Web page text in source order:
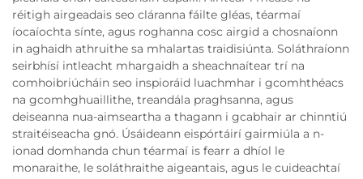
réitigh airgeadais seo cláranna fáilte gléas, téarmaí
íocaíochta sínte, agus roghanna cosc airgid a chosnaíonn
in aghaidh athruithe sa mhalartas traidisiúnta. Soláthraíonn
seirbhísí intleacht mhargaidh a sheachnaítear trí na
comhoibriúcháin seo inspioráid luachmhar i gcomhthéacs
na gcomhghuaillithe, treandála praghsanna, agus
deiseanna nua-aimseartha a thagann i gcabhair ar chinntiú
straitéiseacha gnó. Úsáideann eispórtáirí gairmiúla a n-
ionad domhanda chun téarmaí is fearr a dhíol le
monaraithe, le soláthraithe aigeantais, agus le cuideachtaí